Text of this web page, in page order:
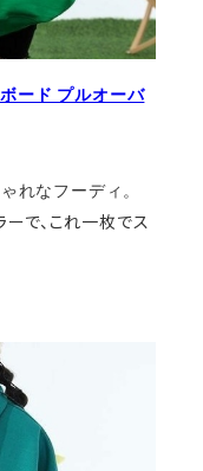
ード プルオーバ
れなフーディ。
ーで、これ一枚でス